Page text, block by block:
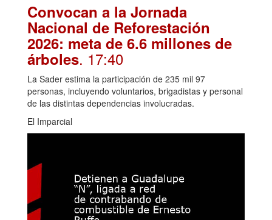
Convocan a la Jornada
Nacional de Reforestación
2026: meta de 6.6 millones de
árboles. 17:40
La Sader estima la participación de 235 mil 97
personas, incluyendo voluntarios, brigadistas y personal
de las distintas dependencias involucradas.
El Imparcial